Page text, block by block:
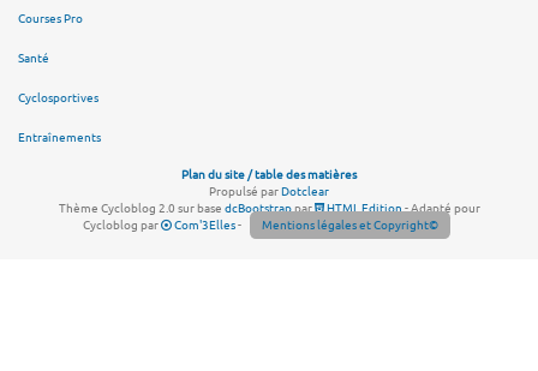
Courses Pro
Santé
Cyclosportives
Entraînements
Plan du site / table des matières
Propulsé parDotclear
Thème Cycloblog 2.0 sur base dcBootstrappar HTML Edition- Adapté pour
Cycloblog par
Com'3Elles- Mentions légales et Copyright©